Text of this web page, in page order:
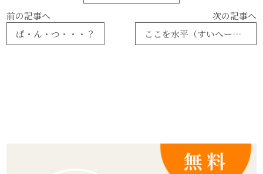
前の記事へ
ぱ・ん・つ・・・？
次の記事へ
ここを水平（すいへー）とする